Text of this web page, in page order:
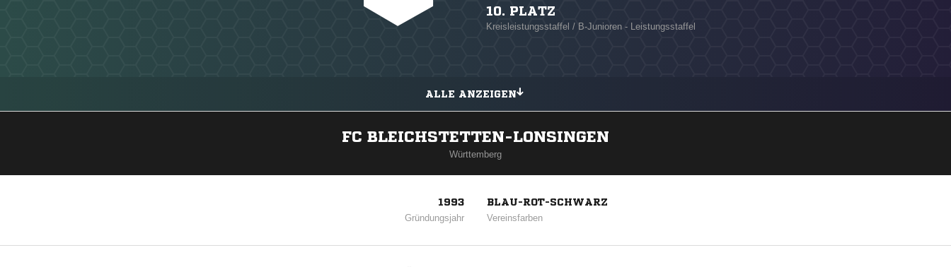
10. PLATZ
Kreisleistungsstaffel / B-Junioren - Leistungsstaffel
ALLE ANZEIGEN
FC BLEICHSTETTEN-LONSINGEN
Württemberg
1993
Gründungsjahr
BLAU-ROT-SCHWARZ
Vereinsfarben